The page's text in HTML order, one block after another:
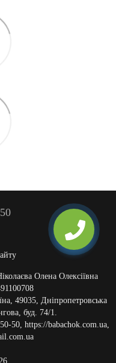
Олена Олексіївна
49035, Дніпропетровська
буд. 74/1.
50, https://babachok.com.ua,